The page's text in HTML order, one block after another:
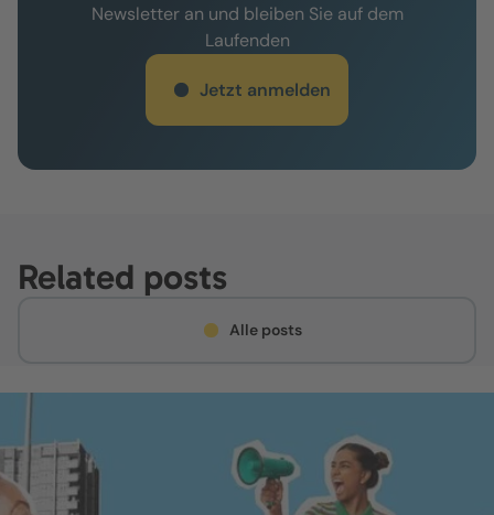
Newsletter an und bleiben Sie auf dem
Laufenden
Jetzt anmelden
Related posts
Alle posts